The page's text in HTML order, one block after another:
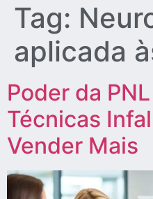
Tag:
aplicada
Poder da
Técnicas
Vender Mais